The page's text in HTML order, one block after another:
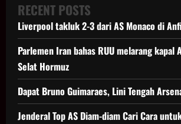
RECENT POSTS
Liverpool takluk 2-3 dari AS Monaco di
Parlemen Iran bahas RUU melarang kapal
Selat Hormuz
Dapat Bruno Guimaraes, Lini Tengah
Jenderal Top AS Diam-diam Cari Cara